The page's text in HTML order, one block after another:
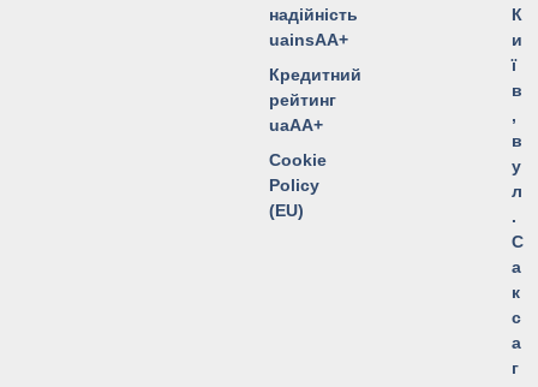
надійність
uainsAA+
Кредитний
рейтинг
uaAA+
Cookie
Policy
(EU)
К
и
ї
в
,
в
у
л
.
С
а
к
с
а
г